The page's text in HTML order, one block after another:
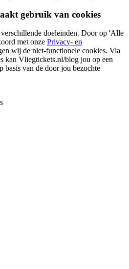
gebruik van cookies
doeleinden. Door op 'Alle
met onze Privacy- en
wij de niet-functionele cookies. Via
kan Vliegtickets.nl/blog jou op een
basis van de door jou bezochte